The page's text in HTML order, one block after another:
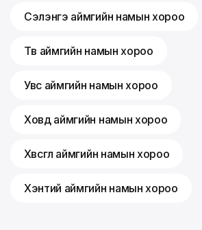
Сэлэнгэ аймгийн намын хороо
Төв аймгийн намын хороо
Увс аймгийн намын хороо
Ховд аймгийн намын хороо
Хөвсгөл аймгийн намын хороо
Хэнтий аймгийн намын хороо